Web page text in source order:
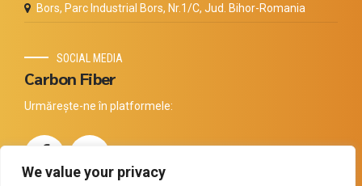
We value your privacy
Bors, Parc Industrial Bors, Nr.1/C, Jud. Bihor-Romania
SOCIAL MEDIA
Carbon Fiber
Urmărește-ne în platformele: